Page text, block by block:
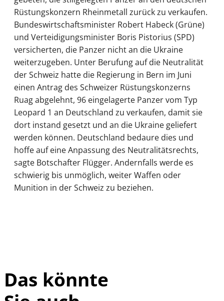
Rüstungskonzern Rheinmetall zurück zu verkaufen.
Bundeswirtschaftsminister Robert Habeck (Grüne)
und Verteidigungsminister Boris Pistorius (SPD)
versicherten, die Panzer nicht an die Ukraine
weiterzugeben. Unter Berufung auf die Neutralität
der Schweiz hatte die Regierung in Bern im Juni
einen Antrag des Schweizer Rüstungskonzerns
Ruag abgelehnt, 96 eingelagerte Panzer vom Typ
Leopard 1 an Deutschland zu verkaufen, damit sie
dort instand gesetzt und an die Ukraine geliefert
werden können. Deutschland bedaure dies und
hoffe auf eine Anpassung des Neutralitätsrechts,
sagte Botschafter Flügger. Andernfalls werde es
schwierig bis unmöglich, weiter Waffen oder
Munition in der Schweiz zu beziehen.
Das könnte